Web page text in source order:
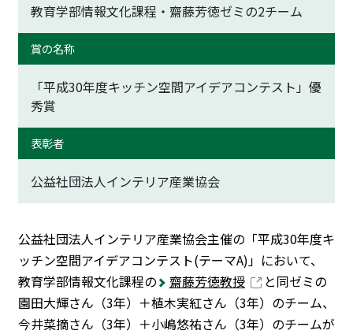
コラム･特集
トップに戻る
教育学部情報文化課程・齋藤芳徳ゼミの2チーム
賞の名称
「平成30年度キッチン空間アイデアコンテスト」優
秀賞
表彰者
公益社団法人インテリア産業協会
公益社団法人インテリア産業協会主催の「平成30年度キ
ッチン空間アイデアコンテスト(テーマA)」において、
教育学部情報文化課程の
齋藤芳徳教授
と同ゼミの
園田大輝さん（3年）＋植木実紅さん（3年）のチーム、
今井菜摘さん（3年）＋小嶋悠祐さん（3年）のチームが